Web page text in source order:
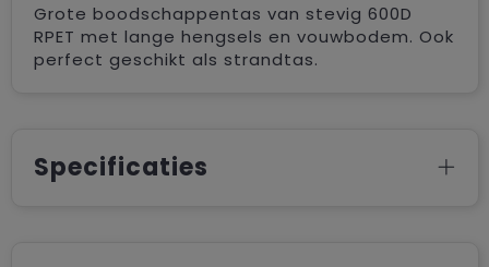
Grote boodschappentas van stevig 600D
RPET met lange hengsels en vouwbodem. Ook
perfect geschikt als strandtas.
Specificaties